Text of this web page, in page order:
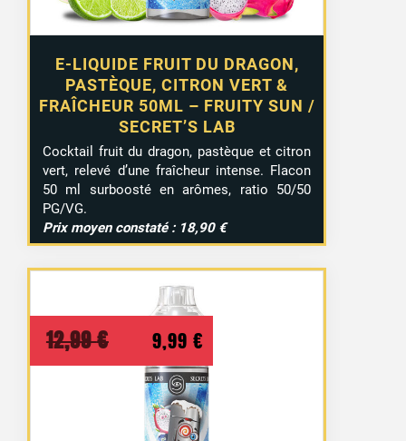
E-LIQUIDE FRUIT DU DRAGON,
PASTÈQUE, CITRON VERT &
FRAÎCHEUR 50ML – FRUITY SUN /
SECRET’S LAB
Cocktail fruit du dragon, pastèque et citron
vert, relevé d’une fraîcheur intense. Flacon
50 ml surboosté en arômes, ratio 50/50
PG/VG.
Prix moyen constaté : 18,90 €
12,99€
Le
prix
initial
9,99 €
prix
actuel